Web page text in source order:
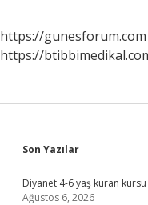
https://gunesforum.com
https://
Sidebar
Son Yazılar
Diyanet 4-6 yaş kuran
Ağustos 6, 2026